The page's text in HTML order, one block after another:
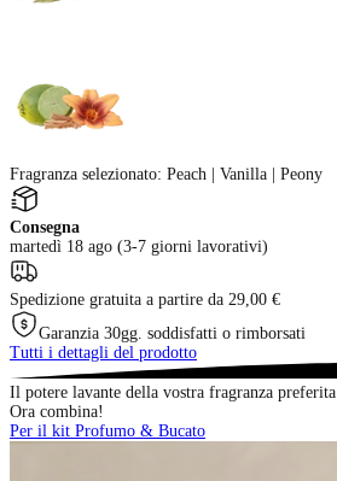
Fragranza selezionato: Peach | Vanilla | Peony
Consegna
martedì 18 ago (3-7 giorni lavorativi)
Spedizione gratuita a partire da 29,00 €
Garanzia 30gg. soddisfatti o rimborsati
Tutti i dettagli del prodotto
Il potere lavante della vostra fragranza preferita
Ora combina!
Per il kit Profumo & Bucato